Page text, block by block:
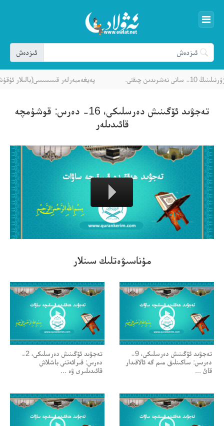
چىقتى. پەيغەمبەرلەر قىسسىسى(بالىلار
تەجۋىد ئۆگىنىش دەرسلىكى، 16- دەرس: قوشۇمچە
قائىدىلەر
00:00/00:00
مۇناسىۋەتلىك سىنلار
تەجۋىد ئۆگىنىش دەرسلىكى، 9-
دەرىس: ساكىنلىق مىم گە ئالاقىدار
قائ ...
تەجۋىد ئۆگىنىش دەرسلىكى، 2-
دەرس: قىرائەتنى باشلاش
قائىدىلىرى ۋە ...